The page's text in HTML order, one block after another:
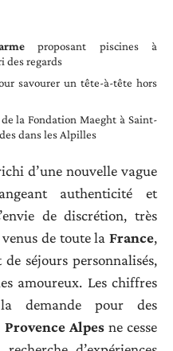
proposant piscines à
des regards
savourer un tête-à-tête hors
la Fondation Maeght à Saint-
dans les Alpilles
d’une nouvelle vague
authenticité et
de discrétion, très
de toute la France,
séjours personnalisés,
amoureux. Les chiffres
demande pour des
Alpesne cesse